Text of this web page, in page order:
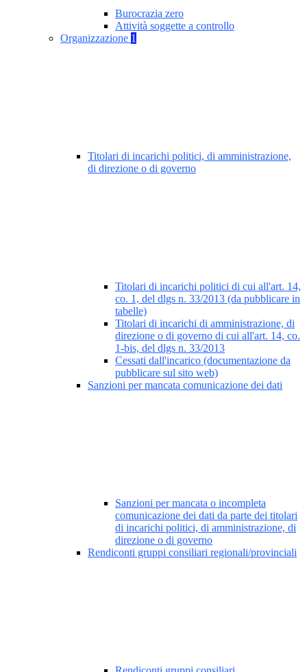
Burocrazia zero
Attività soggette a controllo
Organizzazione 1
Titolari di incarichi politici, di amministrazione,
di direzione o di governo
Titolari di incarichi politici di cui all'art. 14,
co. 1, del dlgs n. 33/2013 (da pubblicare in
tabelle)
Titolari di incarichi di amministrazione, di
direzione o di governo di cui all'art. 14, co.
1-bis, del dlgs n. 33/2013
Cessati dall'incarico (documentazione da
pubblicare sul sito web)
Sanzioni per mancata comunicazione dei dati
Sanzioni per mancata o incompleta
comunicazione dei dati da parte dei titolari
di incarichi politici, di amministrazione, di
direzione o di governo
Rendiconti gruppi consiliari regionali/provinciali